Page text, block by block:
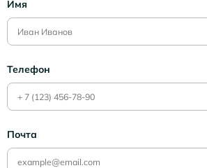
Имя
Телефон
Почта